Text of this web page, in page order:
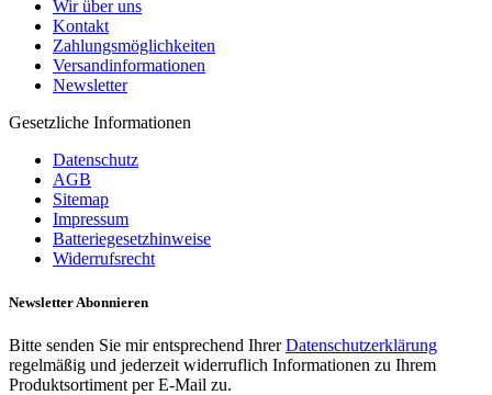
Wir über uns
Kontakt
Zahlungsmöglichkeiten
Versandinformationen
Newsletter
Gesetzliche Informationen
Datenschutz
AGB
Sitemap
Impressum
Batteriegesetzhinweise
Widerrufsrecht
Newsletter Abonnieren
Bitte senden Sie mir entsprechend IhrerDatenschutzerklärung
regelmäßig und jederzeit widerruflich Informationen zu Ihrem
Produktsortiment per E-Mail zu.